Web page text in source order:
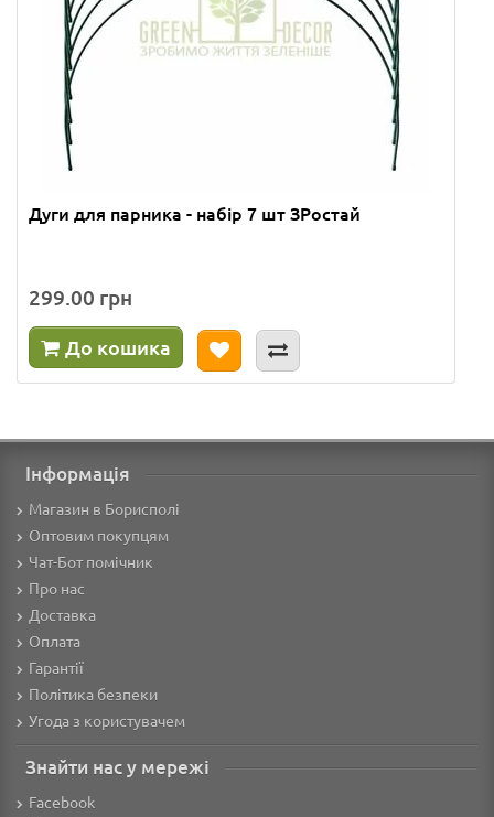
Дуги для парника - набір 7 шт ЗРостай
299.00 грн
До кошика
Інформація
Магазин в Борисполі
Оптовим покупцям
Чат-Бот помічник
Про нас
Доставка
Оплата
Гарантії
Політика безпеки
Угода з користувачем
Знайти нас у мережі
Facebook